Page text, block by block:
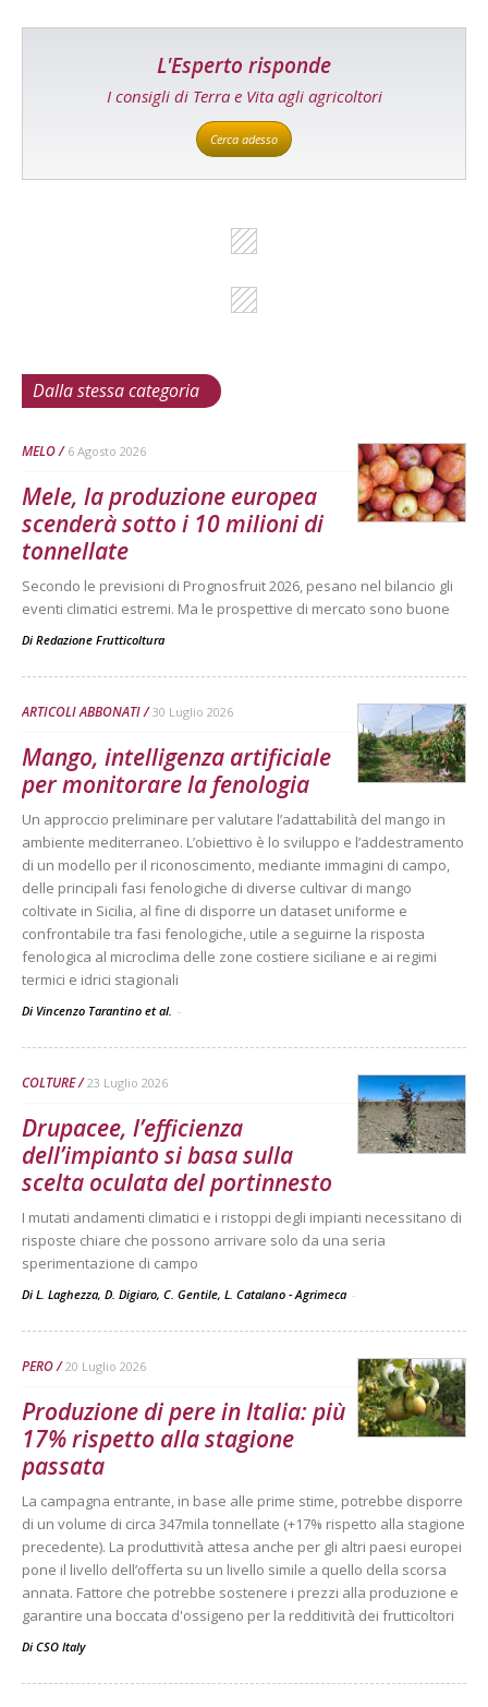
L'Esperto risponde
I consigli di Terra e Vita agli agricoltori
Cerca adesso
Dalla stessa categoria
MELO 6 Agosto 2026
Mele, la produzione europea
scenderà sotto i 10 milioni di
tonnellate
Secondo le previsioni di Prognosfruit 2026, pesano nel bilancio gli
eventi climatici estremi. Ma le prospettive di mercato sono buone
Di Redazione Frutticoltura
ARTICOLI ABBONATI 30 Luglio 2026
Mango, intelligenza artificiale
per monitorare la fenologia
Un approccio preliminare per valutare l’adattabilità del mango in
ambiente mediterraneo. L’obiettivo è lo sviluppo e l’addestramento
di un modello per il riconoscimento, mediante immagini di campo,
delle principali fasi fenologiche di diverse cultivar di mango
coltivate in Sicilia, al fine di disporre un dataset uniforme e
confrontabile tra fasi fenologiche, utile a seguirne la risposta
fenologica al microclima delle zone costiere siciliane e ai regimi
termici e idrici stagionali
Di Vincenzo Tarantino et al. -
COLTURE 23 Luglio 2026
Drupacee, l’efficienza
dell’impianto si basa sulla
scelta oculata del portinnesto
I mutati andamenti climatici e i ristoppi degli impianti necessitano di
risposte chiare che possono arrivare solo da una seria
sperimentazione di campo
Di L. Laghezza, D. Digiaro, C. Gentile, L. Catalano - Agrimeca -
PERO 20 Luglio 2026
Produzione di pere in Italia: più
17% rispetto alla stagione
passata
La campagna entrante, in base alle prime stime, potrebbe disporre
di un volume di circa 347mila tonnellate (+17% rispetto alla stagione
precedente). La produttività attesa anche per gli altri paesi europei
pone il livello dell’offerta su un livello simile a quello della scorsa
annata. Fattore che potrebbe sostenere i prezzi alla produzione e
garantire una boccata d'ossigeno per la redditività dei frutticoltori
Di CSO Italy